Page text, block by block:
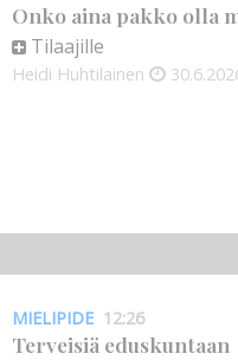
Onko aina pakko olla
Tilaajille
Heidi Huhtilainen
MIELIPIDE 12:26
Terveisiä eduskuntaan